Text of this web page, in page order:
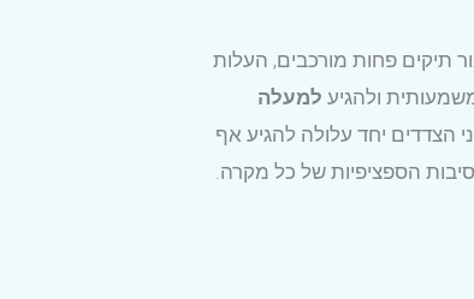
תיקים פחות מורכבים, העלות
ולהגיע למעלה
הצדדים יחד עלולה להגיע אף
הספציפיות של כל מקרה.